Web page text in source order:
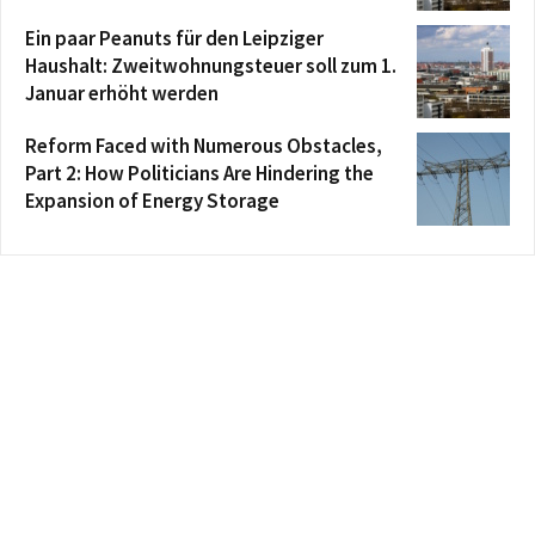
Ein paar Peanuts für den Leipziger
Haushalt: Zweitwohnungsteuer soll zum 1.
Januar erhöht werden
Reform Faced with Numerous Obstacles,
Part 2: How Politicians Are Hindering the
Expansion of Energy Storage